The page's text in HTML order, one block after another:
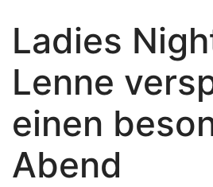
Ladies
Lenne
einen
Abend